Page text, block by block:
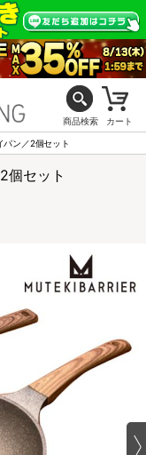
商品検索 カート
パン／2個セット
個セット